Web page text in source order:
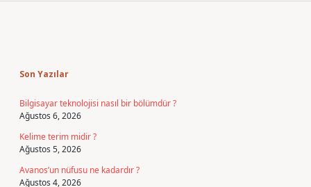
Son Yazılar
Bilgisayar teknolojisi nasıl bir bölümdür ?
Ağustos 6, 2026
Kelime terim midir ?
Ağustos 5, 2026
Avanos’un nüfusu ne kadardır ?
Ağustos 4, 2026